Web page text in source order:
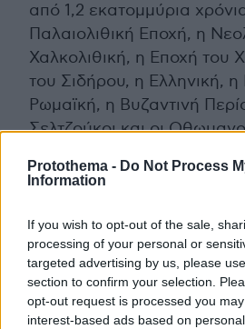
Protothema - Do Not Process
Information
If you wish to opt-out of the sale,
processing of your personal or
targeted advertising by us, please
section to confirm your selection.
opt-out request is processed you
interest-based ads based on
από 1,2 εκατομμύρια
Παλαιολιθική Εποχή, η
Χαλκολιθική, η Εποχή του
του Σιδήρου, η Ελληνική, η
Ρωμαϊκή, η Βυζαντινή
Σελτζούκοι και οι
Δ.Δ.: Και άλλοι πολιτισμοί.
Ζ.Μ.: Αυτοί είναι μόνο οι
πολιτισμοί, που ονομάζουν
του ότι κατείχαν την
επίσης πολλοί άλλοι
επαίνου. Μια τέτοια